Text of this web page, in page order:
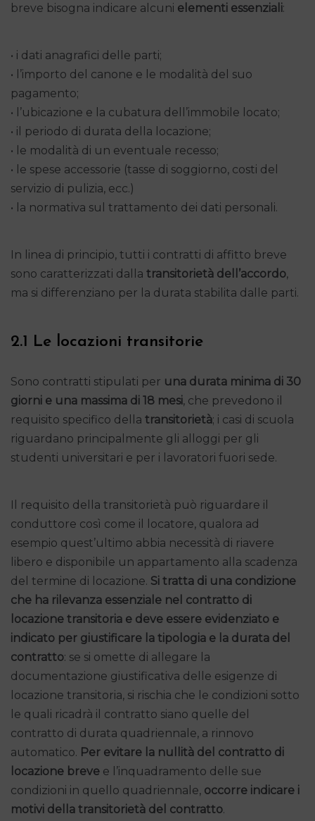
breve bisogna indicare alcuni elementi essenziali:
• i dati anagrafici delle parti;
• l’importo del canone e le modalità del suo
pagamento;
• l’ubicazione e la cubatura dell’immobile locato;
• il periodo di durata della locazione;
• le modalità di un eventuale recesso;
• le spese accessorie (tasse di soggiorno, costi del
servizio di pulizia, ecc.)
• la normativa sul trattamento dei dati personali.
In linea di principio, tutti i contratti di affitto breve
sono caratterizzati dalla transitorietà dell’accordo,
ma si differenziano per la durata stabilita dalle parti.
2.1 Le locazioni transitorie
Sono contratti stipulati per una durata minima di 30
giorni e una massima di 18 mesi, che prevedono il
requisito specifico della transitorietà; i casi di scuola
riguardano principalmente gli alloggi per gli
studenti universitari e per i lavoratori fuori sede.
Il requisito della transitorietà può riguardare il
conduttore così come il locatore, qualora ad
esempio quest’ultimo abbia necessità di riavere
libero e disponibile un appartamento alla scadenza
del termine di locazione. Si tratta di una condizione
che ha rilevanza essenziale nel contratto di
locazione transitoria e deve essere evidenziato e
indicato per giustificare la tipologia e la durata del
contratto: se si omette di allegare la
documentazione giustificativa delle esigenze di
locazione transitoria, si rischia che le condizioni sotto
le quali ricadrà il contratto siano quelle del
contratto di durata quadriennale, a rinnovo
automatico. Per evitare la nullità del contratto di
locazione breve e l’inquadramento delle sue
condizioni in quello quadriennale, occorre indicare i
motivi della transitorietà del contratto.